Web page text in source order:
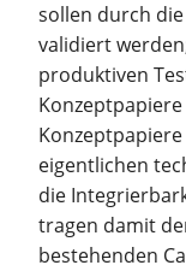
sollen durch
validiert
produktiven
eigentlichen
die
tragen damit
bestehenden